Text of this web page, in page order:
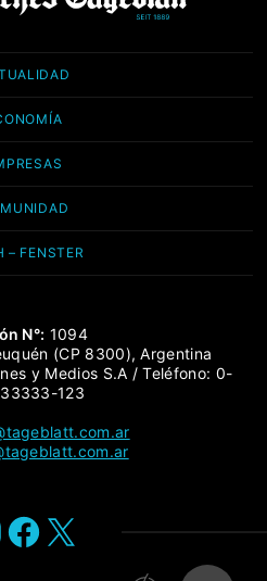
– FENSTER
N°: 1094
(CP 8300), Argentina
y Medios S.A / Teléfono: 0-
123
Facebook
X